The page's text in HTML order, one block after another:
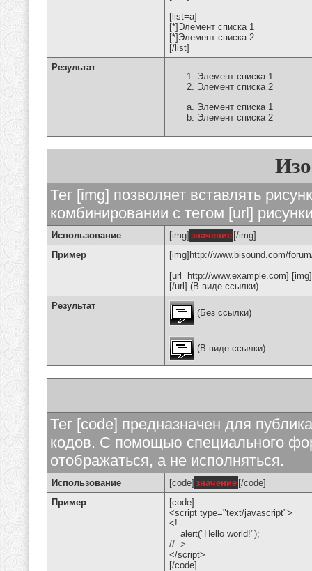
[list=a]
[*]Элемент списка 1
[*]Элемент списка 2
[/list]
Результат
Элемент списка 1
Элемент списка 2
Элемент списка 1
Элемент списка 2
Тег [img] позволяет вставлять
комбинировании с тегом [url]
Использование [img] значение [/img]
Пример
[img]http://www.bisound.com/
[url=http://www.example.com]
[/url] (В виде ссылки)
Результат
(Без ссылки)
(В виде ссылки)
Тег [code] предназначен для
кодов. С помощью специального
отображаться, а не исполняться.
Использование [code] значение [/code]
Пример
[code]
<script type="text/javascript">
<!--
alert("Hello world!");
//-->
</script>
[/code]